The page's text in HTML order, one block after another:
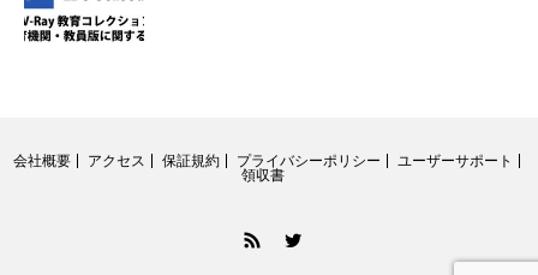
会社概要 アクセス 保証規約 プライバシーポリシー
ユーザーサポート
領収書